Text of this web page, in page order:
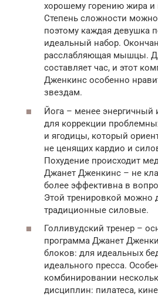
хорошему горению жира
Степень сложности
поэтому каждая девушка
идеальный набор.
расслабляющая мышцы.
составляет час, и этот
Дженкинс особенно
звездам.
Йога – менее
для коррекции
и ягодицы, который
не ценящих кардио и
Похудение происходит
Джанет Дженкинс – не
более эффективна в
Этой тренировкой можно
традиционные силовые.
Голливудский тренер –
программа Джанет
блоков: для идеальных
идеального пресса.
комбинировании
дисциплин: пилатеса,